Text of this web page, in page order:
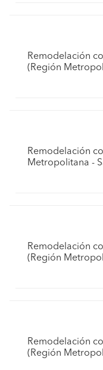
Remodelación
(Región
Remodelación
Metropolitana -
Remodelación
(Región
Remodelación
(Región